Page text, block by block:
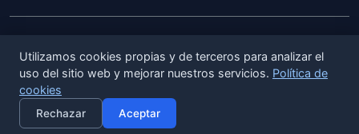
reservados.
ES|EN
Utilizamos cookies propias y de terceros para analizar el
uso del sitio web y mejorar nuestros servicios. Política de
cookies
Rechazar Aceptar